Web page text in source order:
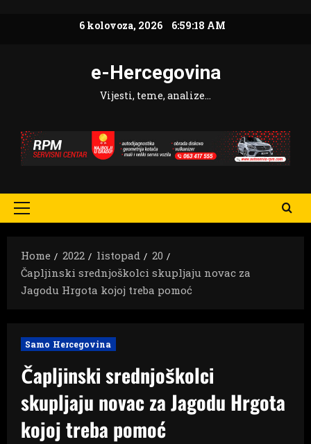
6 kolovoza, 2026 6:59:19 AM
e-Hercegovina
Vijesti, teme, analize…
Primary
Home
2022 listopad
20
Čapljinski srednjoškolci skupljaju novac za
Jagodu Hrgota kojoj treba pomoć
Samo Hercegovina
Čapljinski srednjoškolci
skupljaju novac za Jagodu Hrgota
kojoj treba pomoć